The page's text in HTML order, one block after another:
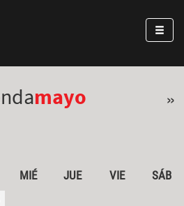
mayo »
MIÉ JUE VIE
SÁB